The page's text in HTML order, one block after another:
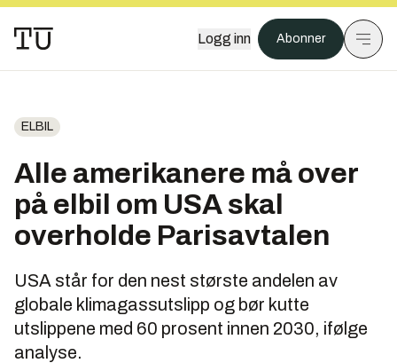
Logg inn Abonner
ELBIL
Alle amerikanere må over
på elbil om USA skal
overholde Parisavtalen
USA står for den nest største andelen av
globale klimagassutslipp og bør kutte
utslippene med 60 prosent innen 2030, ifølge
analyse.